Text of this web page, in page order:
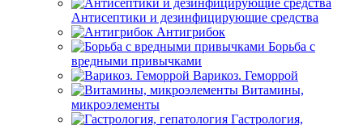
Антисептики и дезинфицирующие средства
Антигрибок
Борьба с
вредными привычками
Варикоз. Геморрой
Витамины,
микроэлементы
Гастрология,